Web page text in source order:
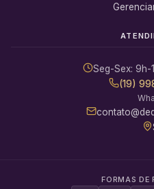
Seg-Sex: 9h-
(19)
FORMAS DE